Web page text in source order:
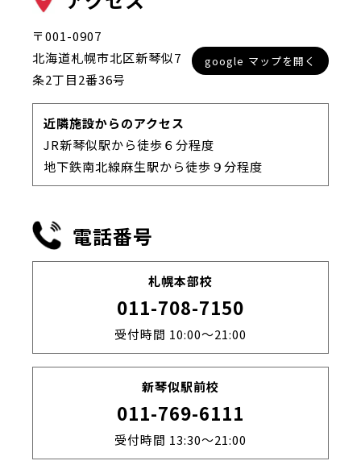
〒001-0907
北海道札幌市北区新琴似7
条2丁目2番36号
google マップを開く
近隣施設からのアクセス
JR新琴似駅から徒歩６分程度
地下鉄南北線麻生駅から徒歩９分程度
電話番号
札幌本部校
011-708-7150
受付時間 10:00～21:00
新琴似駅前校
011-769-6111
受付時間 13:30～21:00